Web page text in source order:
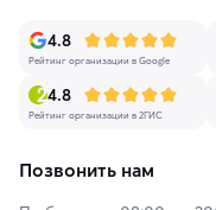
4.8
Рейтинг организации в Google
4.8
Рейтинг организации в 2ГИС
Позвонить нам